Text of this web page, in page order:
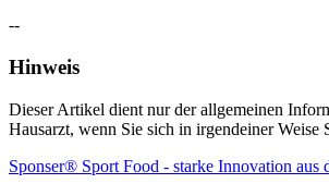
--
Hinweis
Dieser Artikel dient nur der allgemeinen
Hausarzt, wenn Sie sich in irgendeiner Weise
Sponser® Sport Food - starke Innovation aus